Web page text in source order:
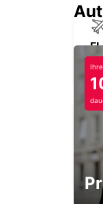
Ihre